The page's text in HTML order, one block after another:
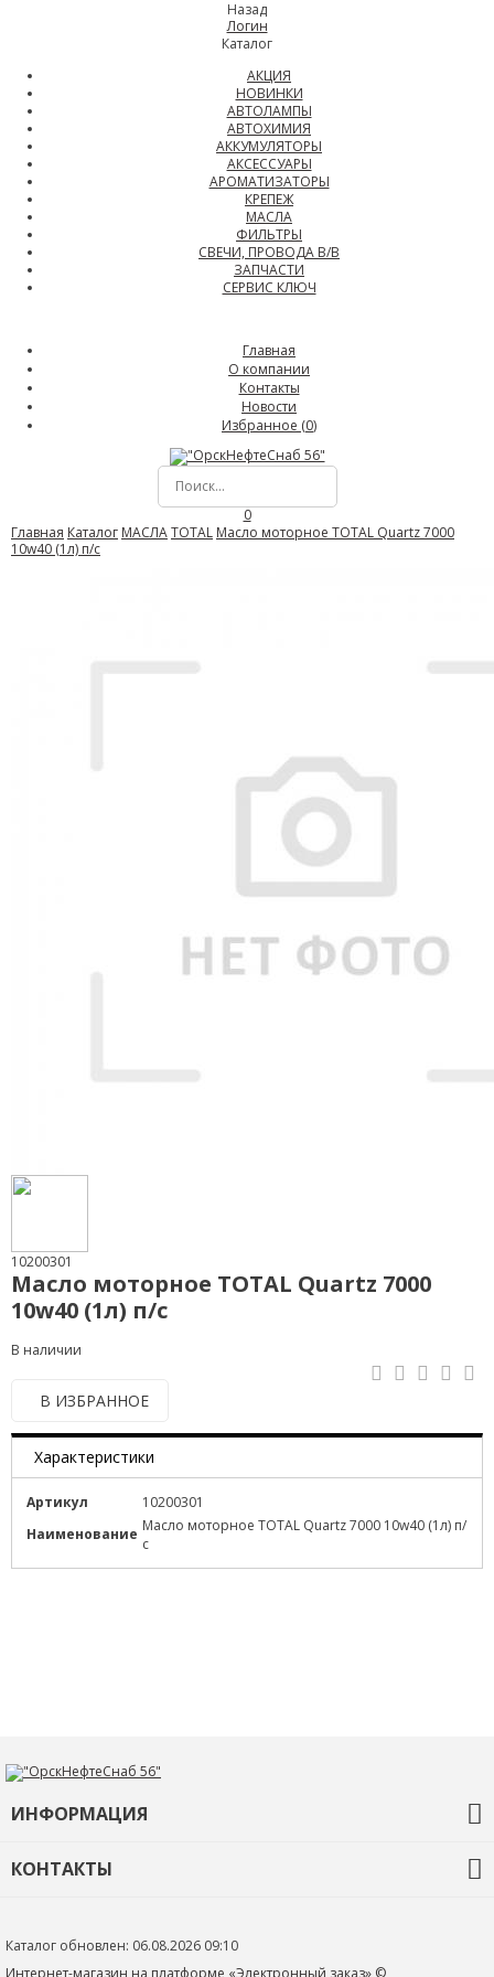
Назад
Логин
Каталог
АКЦИЯ
НОВИНКИ
АВТОЛАМПЫ
АВТОХИМИЯ
АККУМУЛЯТОРЫ
АКСЕССУАРЫ
АРОМАТИЗАТОРЫ
КРЕПЕЖ
МАСЛА
ФИЛЬТРЫ
СВЕЧИ, ПРОВОДА В/В
ЗАПЧАСТИ
СЕРВИС КЛЮЧ
Главная
О компании
Контакты
Новости
Избранное (0)
0
Главная Каталог МАСЛАTOTAL Масло моторное TOTAL Quartz 7000
10w40 (1л) п/с
10200301
Масло моторное TOTAL Quartz 7000
10w40 (1л) п/с
В наличии
В ИЗБРАННОЕ
Характеристики
Артикул
10200301
Наименование Масло моторное TOTAL Quartz 7000 10w40 (1л) п/
с
ИНФОРМАЦИЯ
О компании
КОНТАКТЫ
ons56@orskneftesnab.ru
460048 г. Оренбург
Каталог обновлен: 06.08.2026 09:10